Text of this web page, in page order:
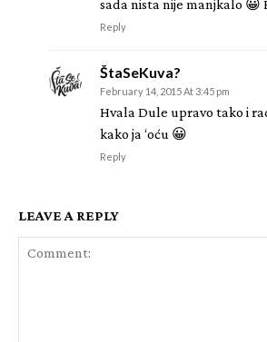
sada nista nije manjkalo 😀
Reply
ŠtaSeKuva?
February 14, 2015 At 3:45 pm
Hvala Dule upravo tako i
kako ja ‘oću 😀
Reply
LEAVE A REPLY